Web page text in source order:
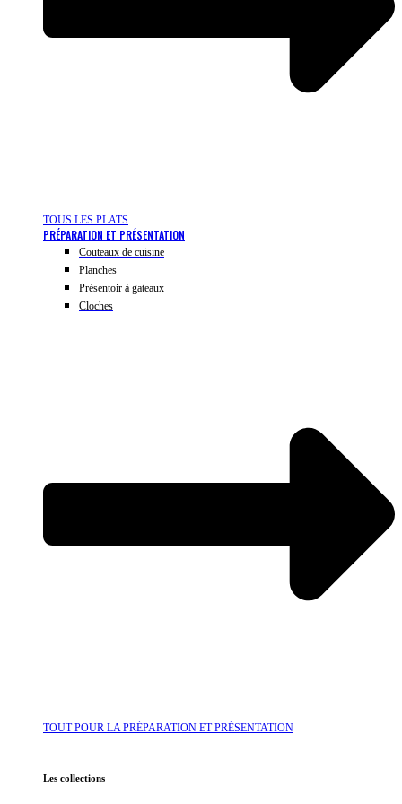
TOUS LES PLATS
PRÉPARATION ET PRÉSENTATION
Couteaux de cuisine
Planches
Présentoir à gateaux
Cloches
TOUT POUR LA PRÉPARATION ET PRÉSENTATION
Les collections